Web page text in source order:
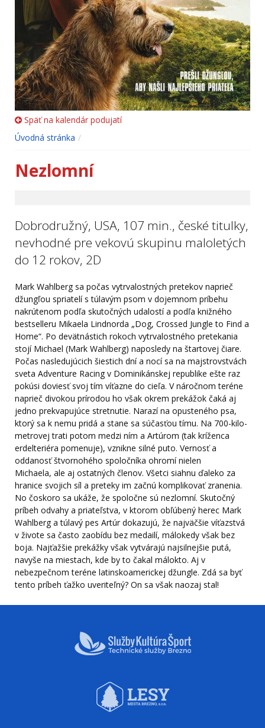
Späť na kalendár podujatí
Úvodná stránka
Nezlomní
Dobrodružný, USA, 107 min., české titulky,
nevhodné pre vekovú skupinu maloletých
do 12 rokov, 2D
Mark Wahlberg sa počas vytrvalostných pretekov naprieč
džungľou spriatelí s túlavým psom v dojemnom príbehu
nakrútenom podľa skutočných udalostí a podľa knižného
bestselleru Mikaela Lindnorda „Dog, Crossed Jungle to Find a
Home“. Po devätnástich rokoch vytrvalostného pretekania
stojí Michael (Mark Wahlberg) naposledy na štartovej čiare.
Počas nasledujúcich šiestich dní a nocí sa na majstrovstvách
sveta Adventure Racing v Dominikánskej republike ešte raz
pokúsi doviesť svoj tím víťazne do cieľa. V náročnom teréne
naprieč divokou prírodou ho však okrem prekážok čaká aj
jedno prekvapujúce stretnutie. Narazí na opusteného psa,
ktorý sa k nemu pridá a stane sa súčasťou tímu. Na 700-kilo-
metrovej trati potom medzi ním a Artúrom (tak kríženca
erdelteriéra pomenuje), vznikne silné puto. Vernosť a
oddanosť štvornohého spoločníka ohromí nielen
Michaela, ale aj ostatných členov. Všetci siahnu ďaleko za
hranice svojich síl a preteky im začnú komplikovať zranenia.
No čoskoro sa ukáže, že spoločne sú nezlomní. Skutočný
príbeh odvahy a priateľstva, v ktorom obľúbený herec Mark
Wahlberg a túlavý pes Artúr dokazujú, že najväčšie víťazstvá
v živote sa často zaobídu bez medailí, málokedy však bez
boja. Najťažšie prekážky však vytvárajú najsilnejšie putá,
navyše na miestach, kde by to čakal málokto. Aj v
nebezpečnom teréne latinskoamerickej džungle. Zdá sa byť
tento príbeh ťažko uveriteľný? On sa však naozaj stal!